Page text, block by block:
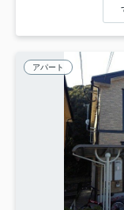
アパート